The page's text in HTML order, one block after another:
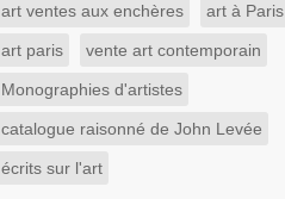
art ventes aux enchères art à Paris
art paris vente art contemporain
Monographies d'artistes
catalogue raisonné de John Levée
écrits sur l'art